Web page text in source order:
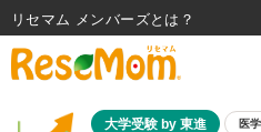
大学受験 by 東進 医
リセマム メンバーズ